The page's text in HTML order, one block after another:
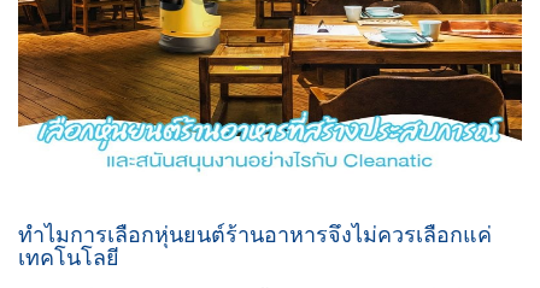
ทำไมการเลือกหุ่นยนต์ร้านอาหารจึงไม่ควรเลือกแค่
เทคโนโลยี